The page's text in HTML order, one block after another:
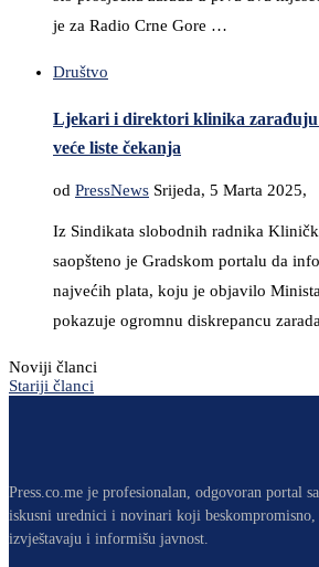
je za Radio Crne Gore …
Društvo
Ljekari i direktori klinika zarađuju
veće liste čekanja
od PressNews Srijeda, 5 Marta 2025,
Iz Sindikata slobodnih radnika
saopšteno je Gradskom portalu da
najvećih plata, koju je objavilo
pokazuje ogromnu diskrepancu
Noviji članci
Stariji članci
Press.co.me je profesionalan, odgovoran portal
iskusni urednici i novinari koji
izvještavaju i informišu javnost.